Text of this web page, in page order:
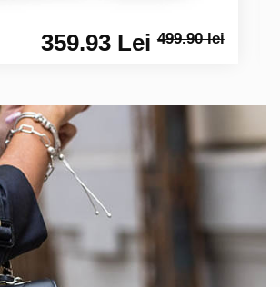
359.93 Lei499.90 lei